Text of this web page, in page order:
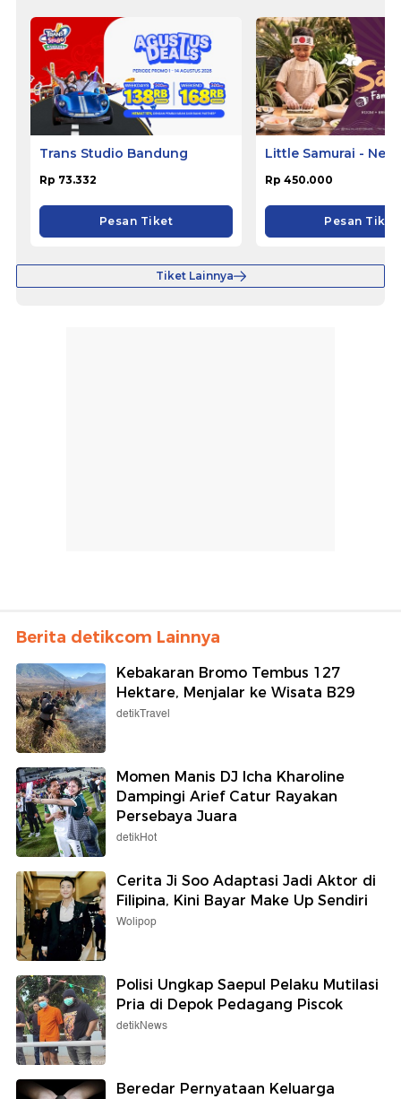
Trans Studio Bandung
Rp 73.332
Pesan Tiket
Little Samurai -
Rp 450.000
Pesan Tiket
Tiket Lainnya
Berita detikcom Lainnya
Kebakaran Bromo Tembus 127
Hektare, Menjalar ke Wisata B29
detikTravel
Momen Manis DJ Icha Kharoline
Dampingi Arief Catur Rayakan
Persebaya Juara
detikHot
Cerita Ji Soo Adaptasi Jadi Aktor di
Filipina, Kini Bayar Make Up Sendiri
Wolipop
Polisi Ungkap Saepul Pelaku Mutilasi
Pria di Depok Pedagang Piscok
detikNews
Beredar Pernyataan Keluarga